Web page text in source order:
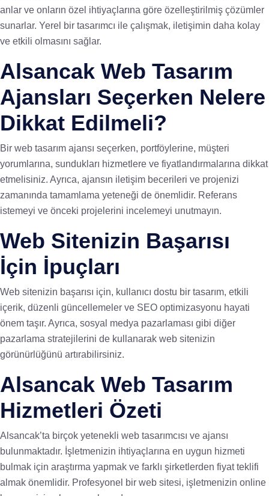
anlar ve onların özel ihtiyaçlarına göre özelleştirilmiş çözümler
sunarlar. Yerel bir tasarımcı ile çalışmak, iletişimin daha kolay
ve etkili olmasını sağlar.
Alsancak Web Tasarım
Ajansları Seçerken Nelere
Dikkat Edilmeli?
Bir web tasarım ajansı seçerken, portföylerine, müşteri
yorumlarına, sundukları hizmetlere ve fiyatlandırmalarına dikkat
etmelisiniz. Ayrıca, ajansın iletişim becerileri ve projenizi
zamanında tamamlama yeteneği de önemlidir. Referans
istemeyi ve önceki projelerini incelemeyi unutmayın.
Web Sitenizin Başarısı
İçin İpuçları
Web sitenizin başarısı için, kullanıcı dostu bir tasarım, etkili
içerik, düzenli güncellemeler ve SEO optimizasyonu hayati
önem taşır. Ayrıca, sosyal medya pazarlaması gibi diğer
pazarlama stratejilerini de kullanarak web sitenizin
görünürlüğünü artırabilirsiniz.
Alsancak Web Tasarım
Hizmetleri Özeti
Alsancak’ta birçok yetenekli web tasarımcısı ve ajansı
bulunmaktadır. İşletmenizin ihtiyaçlarına en uygun hizmeti
bulmak için araştırma yapmak ve farklı şirketlerden fiyat teklifi
almak önemlidir. Profesyonel bir web sitesi, işletmenizin online